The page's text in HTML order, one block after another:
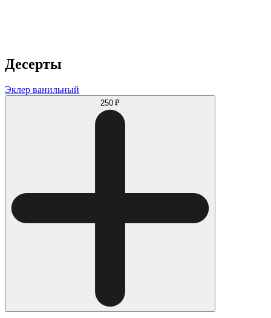
Десерты
Эклер ванильный
250 ₽